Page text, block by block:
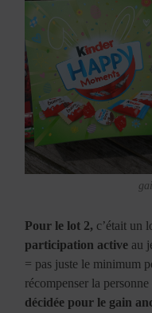
Pour le lot 2, c’était un
participation active au
= pas juste le minimum
récompenser la
décidée pour le gain